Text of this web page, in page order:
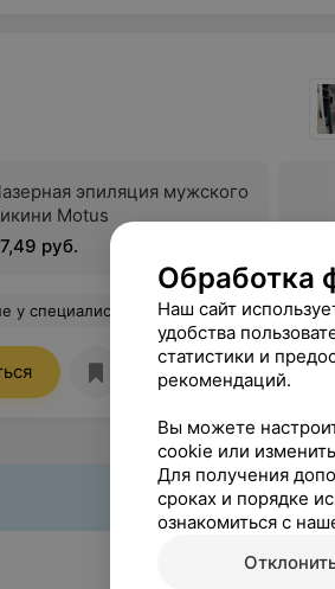
эпиляция мужского
Motus
руб.
процедуры я была в приятном шоке, что действительно волос стало меньше и расти стали медленней. Результатом очень довольна. И безумно благодарна Людмиле, которая граммотно рассказала всё о процедуре и ответила на интересующие вопросы. Однозначно
Отзывы 3
Обработка
Наш сайт
удобства
статистики и
рекомендаций.
Вы можете
cookie или
Для получения
сроках и порядке
ознакомиться с